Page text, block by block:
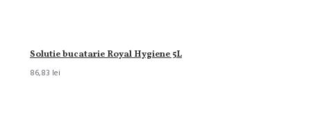
Solutie bucatarie Royal Hygiene 5L
86,83 lei